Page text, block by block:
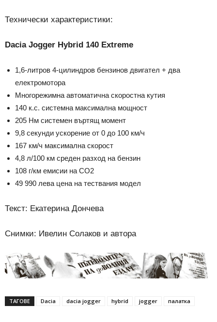
Технически характеристики:
Dacia Jogger Hybrid 140 Extreme
1,6-литров 4-цилиндров бензинов двигател + два
електромотора
Многорежимна автоматична скоростна кутия
140 к.с. системна максимална мощност
205 Нм системен въртящ момент
9,8 секунди ускорение от 0 до 100 км/ч
167 км/ч максимална скорост
4,8 л/100 км среден разход на бензин
108 г/км емисии на СО2
49 990 лева цена на тествания модел
Текст: Екатерина Дончева
Снимки: Ивелин Солаков и автора
ТАГОВЕ Dacia dacia jogger hybrid jogger палатка